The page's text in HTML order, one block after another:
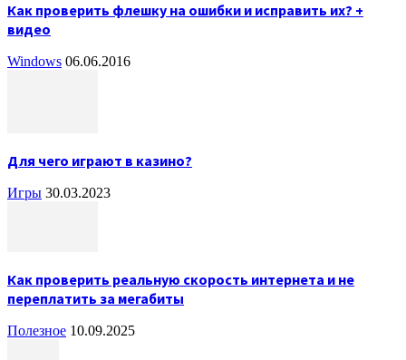
Как проверить флешку на ошибки и исправить их? +
видео
Windows 06.06.2016
Для чего играют в казино?
Игры 30.03.2023
Как проверить реальную скорость интернета и не
переплатить за мегабиты
Полезное 10.09.2025